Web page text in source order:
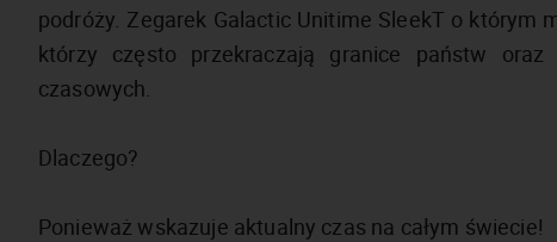
podróży. Zegarek Galactic Unitime SleekT o którym
którzy często przekraczają granice państw
czasowych.
Dlaczego?
Ponieważ wskazuje aktualny czas na całym świecie!